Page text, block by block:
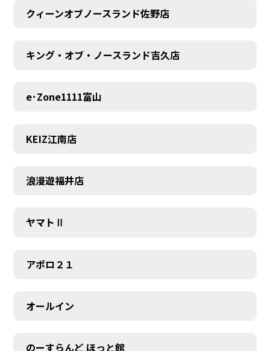
MEMBER
クィーンオブノースランド佐野店
キング・オブ・ノースランド吉久店
e･Zone1111富山
KEIZ江南店
浪漫遊福井店
ヤマトⅡ
アポロ２１
オールイン
のーすらんど ほっと館